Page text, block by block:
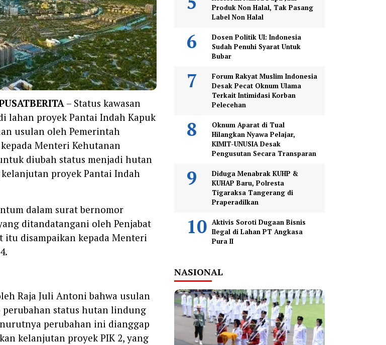
– Status kawasan
lahan proyek Pantai Indah Kapuk
usulan oleh Pemerintah
Menteri Kehutanan
diubah status menjadi hutan
proyek Pantai Indah
dalam surat bernomor
ditandatangani oleh Penjabat
itu disampaikan kepada Menteri
Raja Juli Antoni bahwa usulan
perubahan status hutan lindung
perubahan ini dianggap
kelanjutan proyek PIK 2, yang
Produk Non Halal, Tak Pasang
Label Non Halal
Dosen Politik UI: Indonesia
Sudah Penuhi Syarat Untuk
Bubar
Forum Rakyat Muslim Indonesia
Desak Pecat Oknum Ulama
Terkait Intimidasi Korban
Pelecehan
Oknum Aparat di Tual
Hilangkan Nyawa Pelajar,
KIMIT-UNUSIA Desak
Pengusutan Secara Transparan
Diduga Menabrak KUHP &
KUHAP Baru, Polresta
Tigaraksa Tangerang di
Praperadilkan
Aktivis Soroti Dugaan Bisnis
Ilegal di Lahan PT Angkasa
Pura II
NASIONAL